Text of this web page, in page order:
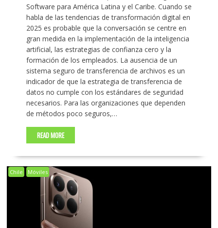
Software para América Latina y el Caribe. Cuando se
habla de las tendencias de transformación digital en
2025 es probable que la conversación se centre en
gran medida en la implementación de la inteligencia
artificial, las estrategias de confianza cero y la
formación de los empleados. La ausencia de un
sistema seguro de transferencia de archivos es un
indicador de que la estrategia de transferencia de
datos no cumple con los estándares de seguridad
necesarios. Para las organizaciones que dependen
de métodos poco seguros,…
READ MORE
Chile Móviles